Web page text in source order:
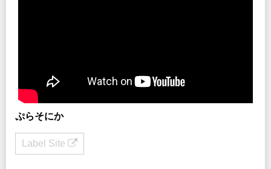
ぷらそにか
Label Site